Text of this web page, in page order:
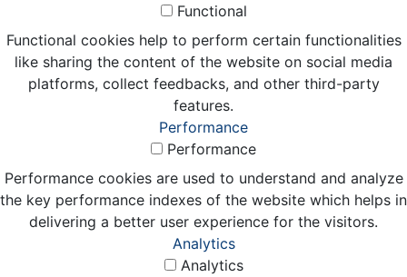
Functional
Functional cookies help to perform certain functionalities
like sharing the content of the website on social media
platforms, collect feedbacks, and other third-party
features.
Performance
Performance
Performance cookies are used to understand and analyze
the key performance indexes of the website which helps in
delivering a better user experience for the visitors.
Analytics
Analytics